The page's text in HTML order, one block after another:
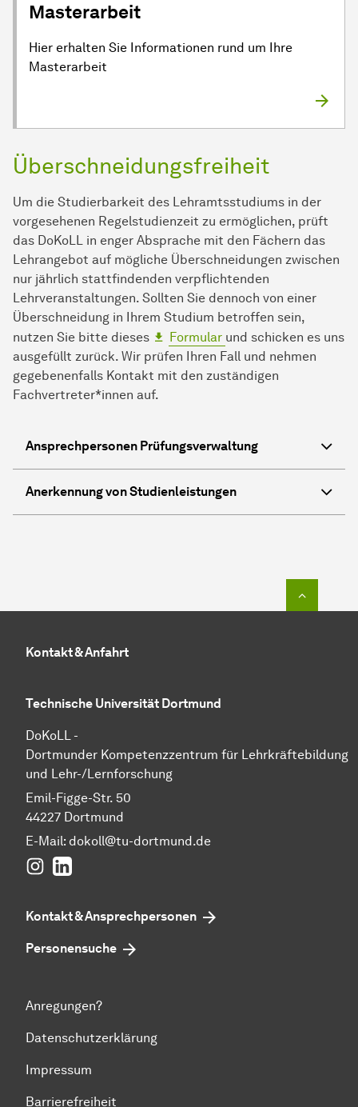
Masterarbeit
Hier erhalten Sie Informationen rund um Ihre
Masterarbeit
Überschneidungsfreiheit
Um die Studierbarkeit des Lehramtsstudiums in der
vorgesehenen Regelstudienzeit zu ermöglichen, prüft
das DoKoLL in enger Absprache mit den Fächern das
Lehrangebot auf mögliche Überschneidungen zwischen
nur jährlich stattfindenden verpflichtenden
Lehrveranstaltungen. Sollten Sie dennoch von einer
Überschneidung in Ihrem Studium betroffen sein,
nutzen Sie bitte dieses
Formular und schicken es uns
ausgefüllt zurück. Wir prüfen Ihren Fall und nehmen
gegebenenfalls Kontakt mit den zuständigen
Fachvertreter*innen auf.
Ansprechpersonen Prüfungsverwaltung
Anerkennung von Studienleistungen
Kontakt & Anfahrt
Technische Universität Dortmund
DoKoLL -
Dortmunder Kompetenzzentrum für Lehrkräftebildung
und Lehr-/Lernforschung
Emil-Figge-Str. 50
44227 Dortmund
E-Mail: dokoll@tu-dortmund.de
Instagram
LinkedIn
Kontakt & Ansprechpersonen
Personensuche
Anregungen?
Datenschutzerklärung
Impressum
Barrierefreiheit